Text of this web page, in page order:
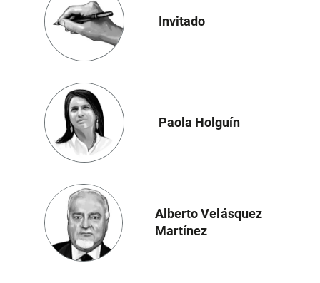
Invitado
Paola Holguín
Alberto Velásquez
Martínez